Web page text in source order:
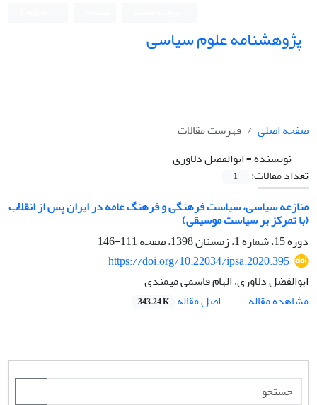
پژوهشنامه علوم سیاسی
صفحه اصلی
فهرست مقالات
نویسنده =ابوالفضل دلاوری
تعداد مقالات:
1
منازعه سیاسی، سیاست فرهنگی و فرهنگ عامه در ایران پس از انقلاب
(با تمرکز بر سیاست موسیقی)
دوره 15، شماره 1، زمستان 1398، صفحه
111-146
https://doi.org/10.22034/ipsa.2020.395
ابوالفضل دلاوری، الهام قاسمی میمندی
مشاهده مقاله
اصل مقاله 343.24 K